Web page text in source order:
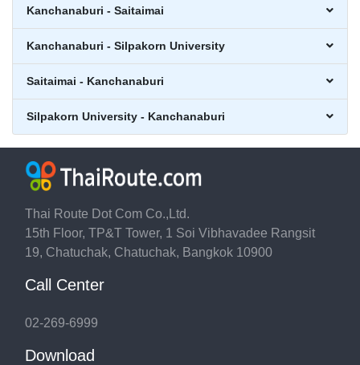
Kanchanaburi - Saitaimai
Kanchanaburi - Silpakorn University
Saitaimai - Kanchanaburi
Silpakorn University - Kanchanaburi
Thai Route Dot Com Co.,Ltd.
15th Floor, TP&T Tower, 1 Soi Vibhavadee Rangsit
19, Chatuchak, Chatuchak, Bangkok 10900
Call Center
02-269-6999
Download